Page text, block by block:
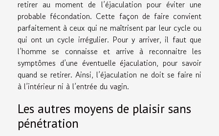
retirer au moment de l’éjaculation pour éviter une
probable fécondation. Cette façon de faire convient
parfaitement à ceux qui ne maîtrisent par leur cycle ou
qui ont un cycle irrégulier. Pour y arriver, il faut que
l’homme se connaisse et arrive à reconnaitre les
symptômes d’une éventuelle éjaculation, pour savoir
quand se retirer. Ainsi, l’éjaculation ne doit se faire ni
à l’intérieur ni à l’entrée du vagin.
Les autres moyens de plaisir sans
pénétration